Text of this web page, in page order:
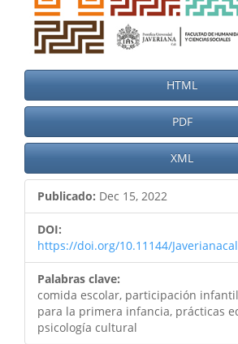
HTML
PDF
XML
Publicado: Dec 15, 2022
DOI:
https://doi.org/10.11144/
Palabras clave:
comida escolar, participación
para la primera infancia, prácticas
psicología cultural